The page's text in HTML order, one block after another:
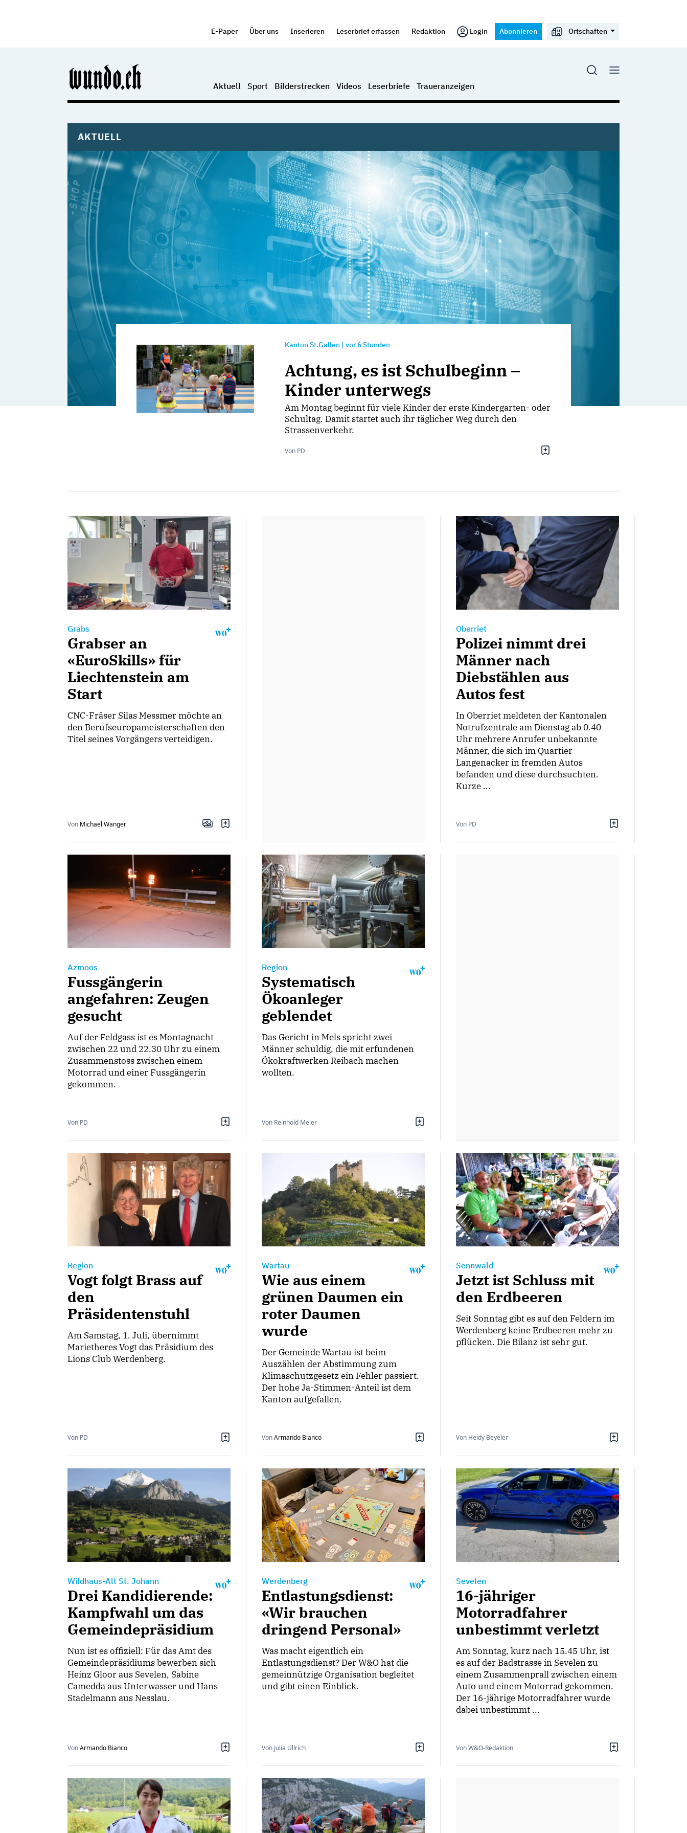
E-Paper Über uns Inserieren Leserbrief erfassen Redaktion Login Abonnieren Ortschaften
Aktuell Sport Bilderstrecken Videos Leserbriefe Traueranzeigen
AKTUELL
Kanton St.Gallen | vor6 Stunden
Achtung, es ist Schulbeginn –
Kinder unterwegs
Am Montag beginnt für viele Kinder der erste Kindergarten- oder
Schultag. Damit startet auch ihr täglicher Weg durch den
Strassenverkehr.
Von PD
Grabs
Grabser an
«EuroSkills» für
Liechtenstein am
Start
CNC-Fräser Silas Messmer möchte an
den Berufseuropameisterschaften den
Titel seines Vorgängers verteidigen.
Von Michael Wanger
Oberriet
Polizei nimmt drei
Männer nach
Diebstählen aus
Autos fest
In Oberriet meldeten der Kantonalen
Notrufzentrale am Dienstag ab 0.40
Uhr mehrere Anrufer unbekannte
Männer, die sich im Quartier
Langenacker in fremden Autos
befanden und diese durchsuchten.
Kurze ...
Von PD
Azmoos
Fussgängerin
angefahren: Zeugen
gesucht
Auf der Feldgass ist es Montagnacht
zwischen 22 und 22.30 Uhr zu einem
Zusammenstoss zwischen einem
Motorrad und einer Fussgängerin
gekommen.
Von PD
Region
Systematisch
Ökoanleger
geblendet
Das Gericht in Mels spricht zwei
Männer schuldig, die mit erfundenen
Ökokraftwerken Reibach machen
wollten.
Von Reinhold Meier
Region
Vogt folgt Brass auf
den
Präsidentenstuhl
Am Samstag, 1. Juli, übernimmt
Marietheres Vogt das Präsidium des
Lions Club Werdenberg.
Von PD
Wartau
Wie aus einem
grünen Daumen ein
roter Daumen
wurde
Der Gemeinde Wartau ist beim
Auszählen der Abstimmung zum
Klimaschutzgesetz ein Fehler passiert.
Der hohe Ja-Stimmen-Anteil ist dem
Kanton aufgefallen.
VonArmando Bianco
Sennwald
Jetzt ist Schluss mit
den Erdbeeren
Seit Sonntag gibt es auf den Feldern im
Werdenberg keine Erdbeeren mehr zu
pflücken. Die Bilanz ist sehr gut.
Von Heidy Beyeler
Wildhaus-Alt St. Johann
Drei Kandidierende:
Kampfwahl um das
Gemeindepräsidium
Nun ist es offiziell: Für das Amt des
Gemeindepräsidiums bewerben sich
Heinz Gloor aus Sevelen, Sabine
Camedda aus Unterwasser und Hans
Stadelmann aus Nesslau.
VonArmando Bianco
Werdenberg
Entlastungsdienst:
«Wir brauchen
dringend Personal»
Was macht eigentlich ein
Entlastungsdienst? Der W&O hat die
gemeinnützige Organisation begleitet
und gibt einen Einblick.
Von Julia Ullrich
Sevelen
16-jähriger
Motorradfahrer
unbestimmt verletzt
Am Sonntag, kurz nach 15.45 Uhr, ist
es auf der Badstrasse in Sevelen zu
einem Zusammenprall zwischen einem
Auto und einem Motorrad gekommen.
Der 16-jährige Motorradfahrer wurde
dabei unbestimmt ...
Von W&O-Redaktion